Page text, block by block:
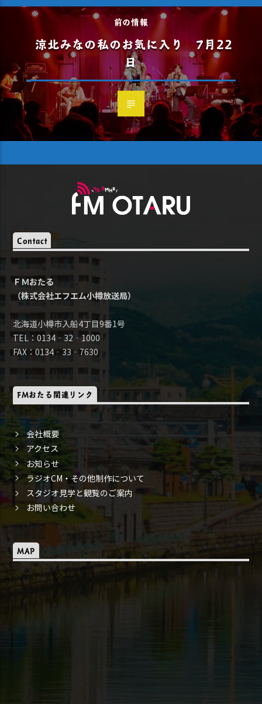
前の情報
涼北みなの私のお気に入り 7月22
日
Contact
ＦＭおたる
（株式会社エフエム小樽放送局）
北海道小樽市入船4丁目9番1号
TEL：0134‐32‐1000
FAX：0134‐33‐7630
FMおたる関連リンク
会社概要
アクセス
お知らせ
ラジオCM・その他制作について
スタジオ見学と観覧のご案内
お問い合わせ
MAP